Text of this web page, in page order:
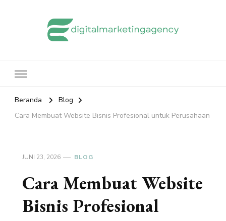
Beranda
Blog
Cara Membuat Website Bisnis Profesional untuk Perusahaan
JUNI 23, 2026 BLOG
Cara Membuat Website
Bisnis Profesional